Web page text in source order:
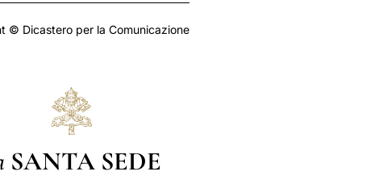
© Dicastero per la Comunicazione
SANTA SEDE